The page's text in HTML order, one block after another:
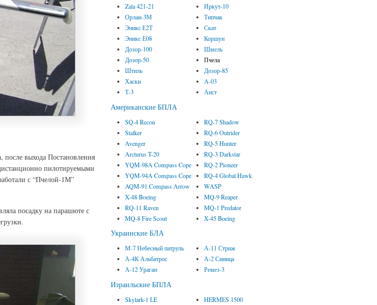
после выхода Постановления
пилотируемыми
с “Пчелой-1М”
посадку на парашюте с
Zala 421-21
Орлан-3М
Эникс Е2Т
Эникс Е08
Дозор-100
Дозор-50
Штиль
Хаски
Т-3
Иркут-10
Типчак
Скат
Коршун
Шмель
Пчела
Дозор-85
A-03
Аист
Американские БПЛА
SQ-4 Recon
Stalker
Avenger
Arcturus T-20
YQM-98A Compass Cope
YQM-94A Compass Cope
AQM-91 Compass Arrow
X-48 Boeing
RQ-11 Raven
MQ-8 Fire Scout
RQ-7 Shadow
RQ-6 Outrider
RQ-5 Hunter
RQ-3 Darkstar
RQ-2 Pioneer
RQ-4 Global Hawk
WASP
MQ-9 Reaper
MQ-1 Predator
X-45 Boeing
Украинские БЛА
М-7 Небесный патруль
А-4К Альбатрос
А-12 Ураган
А-11 Стриж
А-2 Синица
Ремез-3
Израильские БПЛА
Skylark-1 LE
HERMES 1500